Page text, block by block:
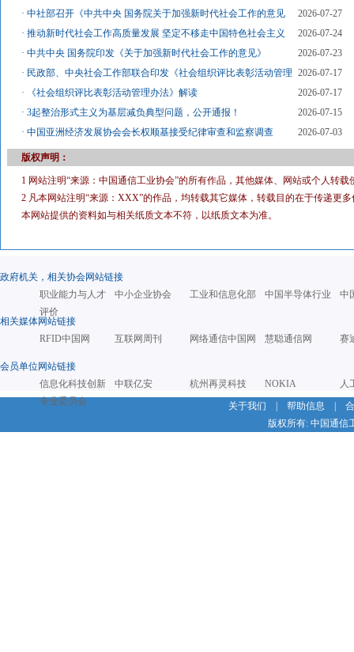
·中社部召开《中共中央 国务院关于加强新时代社会工作的意见
2026-07-27
·推动新时代社会工作高质量发展 坚定不移走中国特色社会主义
2026-07-24
·中共中央 国务院印发《关于加强新时代社会工作的意见》
2026-07-23
· 民政部、中央社会工作部联合印发《社会组织评比表彰活动管理
2026-07-17
·
《社会组织评比表彰活动管理办法》解读
2026-07-17
·3起整治形式主义为基层减负典型问题，公开通报！
2026-07-15
·中国亚洲经济发展协会会长权顺基接受纪律审查和监察调查 2026-07-03
版权声明：
1 网站注明“来源：中国通信工业协会”的所有作品，其他媒体、网站或个人转
2 凡本网站注明“来源：XXX”的作品，均转载其它媒体，转载目的在于传递更
本网站提供的资料如与相关纸质文本不符，以纸质文本为准。
政府机关，相关协会网站链接
职业能力与人才
评价
中小企业协会 工业和信息化部 中国半导体行业 中
相关媒体网站链接
RFID中国网
互联网周刊 网络通信中国网 慧聪通信网 赛
会员单位网站链接
信息化科技创新
专业委员会
中联亿安 杭州再灵科技 NOKIA
人
关于我们
帮助信息
版权所有: 中国通信